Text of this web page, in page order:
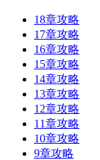
18章攻略
17章攻略
16章攻略
15章攻略
14章攻略
13章攻略
12章攻略
11章攻略
10章攻略
9章攻略